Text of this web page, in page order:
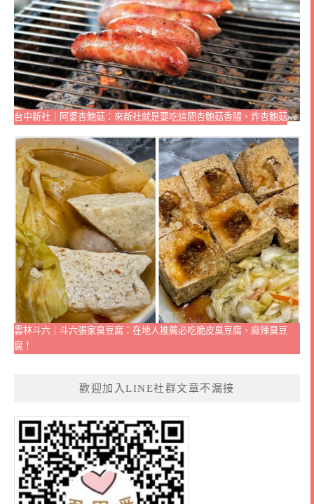
台中新社｜阿婆杏鮑菇：來新社就是要吃這間杏鮑菇香腸、炸杏鮑菇
雲林斗六｜斗六張家臭豆腐：在地人推薦必吃脆皮臭豆腐、麻辣臭豆
腐！
歡迎加入LINE社群文章不漏接